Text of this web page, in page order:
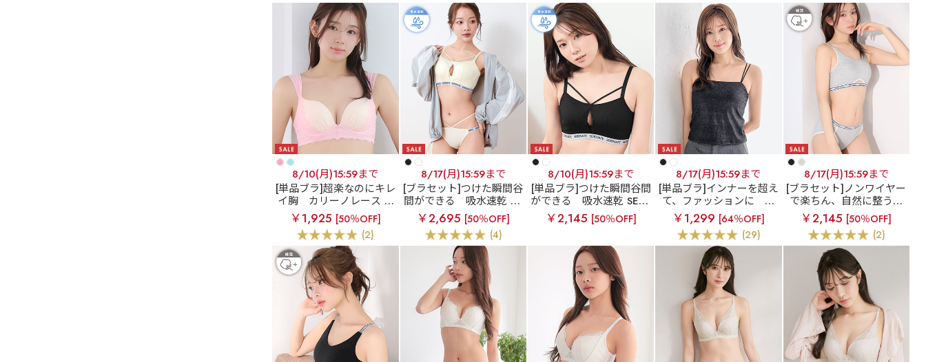
8/10(月)15:59まで
[単品ブラ]超楽なのにキレ
イ胸
カリーノレース ai
merfeel楽ブラ(R) 単品ブ
ラジャー
￥1,925 [50％OFF]
(2)
8/17(月)15:59まで
[ブラセット]つけた瞬間谷
間ができる
吸水速乾 SE
RENATE 超盛ブラ(R) ブ
ラジャー&ショーツ
￥2,695 [50％OFF]
(4)
8/10(月)15:59まで
[単品ブラ]つけた瞬間谷間
ができる
吸水速乾 SERE
NATE 超盛ブラ(R) 単品ブ
ラジャー
￥2,145 [50％OFF]
8/17(月)15:59まで
[単品ブラ]インナーを超え
て、ファッションに
ラ
メ ノンワイヤー ブラトッ
プ
￥1,299 [64％OFF]
(29)
8/17(月)15:59まで
[ブラセット]ノンワイヤー
で楽ちん、自然に整うバ
ストライン
ノヴァベル
綿混 ノンワイヤー ブラジ
ャー&ショーツ
￥2,145 [50％OFF]
(2)